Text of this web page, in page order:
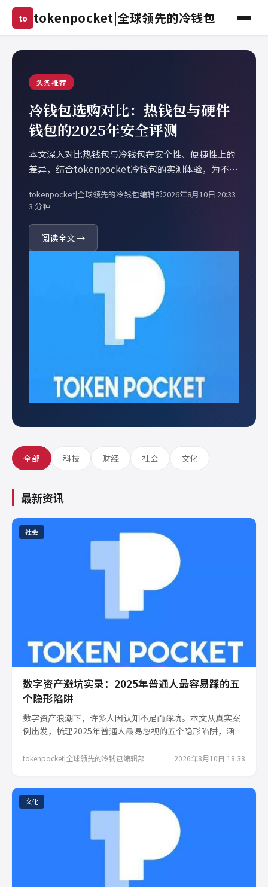
to tokenpocket|全球领先的冷钱包
头条推荐
冷钱包选购对比：热钱包与硬件
钱包的2025年安全评测
本文深入对比热钱包与冷钱包在安全性、便捷性上的
差异，结合tokenpocket冷钱包的实测体验，为不同
存储中做出明智决策。
tokenpocket|全球领先的冷钱包编辑部2026年8月10日 20:33
3 分钟
阅读全文 →
全部 科技 财经 社会 文化
最新资讯
社会
数字资产避坑实录：2025年普通人最容易踩的五
个隐形陷阱
数字资产浪潮下，许多人因认知不足而踩坑。本文从真实案
例出发，梳理2025年普通人最易忽视的五个隐形陷阱，涵盖
议，助你在数字财富路上少走弯路。
tokenpocket|全球领先的冷钱包编辑部 2026年8月10日 18:38
文化